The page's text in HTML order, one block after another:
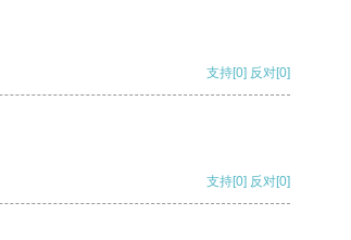
支持[0] 反对[0]
支持[0] 反对[0]